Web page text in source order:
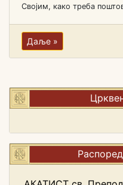
Својим, како треба
Даље »